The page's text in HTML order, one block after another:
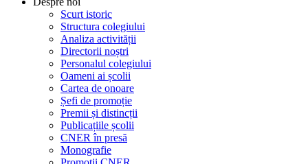
Scurt istoric
Structura colegiului
Analiza activității
Directorii noștri
Personalul colegiului
Oameni ai școlii
Cartea de onoare
Șefi de promoție
Premii și distincții
Publicațiile școlii
CNER în presă
Monografie